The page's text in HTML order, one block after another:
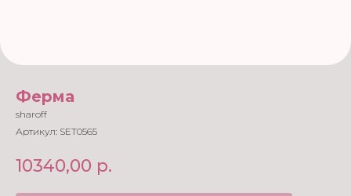
Ферма
sharoff
Артикул: SET0565
10340,00 р.